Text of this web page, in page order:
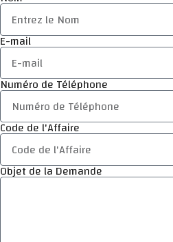
E-mail
Numéro de Téléphone
Code de l'Affaire
Objet de la Demande